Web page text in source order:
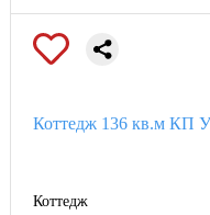
Коттедж 136 кв.м КП
Коттедж